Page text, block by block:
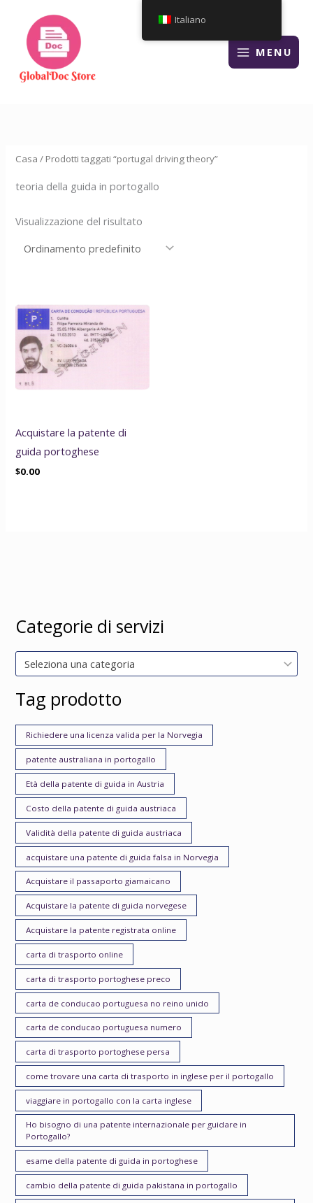
contenuto
MENU
Casa / Prodotti taggati “portugal driving theory”
teoria della guida in portogallo
Visualizzazione del risultato
Acquistare la patente di
guida portoghese
$0.00
Categorie di servizi
Seleziona una categoria
Tag prodotto
Richiedere una licenza valida per la Norvegia
patente australiana in portogallo
Età della patente di guida in Austria
Costo della patente di guida austriaca
Validità della patente di guida austriaca
acquistare una patente di guida falsa in Norvegia
Acquistare il passaporto giamaicano
Acquistare la patente di guida norvegese
Acquistare la patente registrata online
carta di trasporto online
carta di trasporto portoghese preco
carta de conducao portuguesa no reino unido
carta de conducao portuguesa numero
carta di trasporto portoghese persa
come trovare una carta di trasporto in inglese per il portogallo
viaggiare in portogallo con la carta inglese
Ho bisogno di una patente internazionale per guidare in
Portogallo?
esame della patente di guida in portoghese
cambio della patente di guida pakistana in portogallo
Italiano